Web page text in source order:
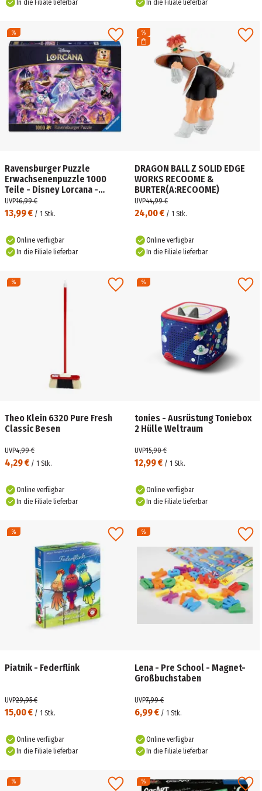
In die Filiale lieferbar In die Filiale lieferbar
Ravensburger Puzzle
Erwachsenenpuzzle 1000
Teile - Disney Lorcana -
Glimmers of the Realm:
Amethyst
13,99 € / 1 Stk.
UVP16,99 €
Online verfügbar
In die Filiale lieferbar
DRAGON BALL Z SOLID EDGE
WORKS RECOOME &
BURTER(A:RECOOME)
24,00 € / 1 Stk.
UVP44,99 €
Online verfügbar
In die Filiale lieferbar
Theo Klein 6320 Pure Fresh
Classic Besen
4,29 € / 1 Stk.
UVP4,99 €
Online verfügbar
In die Filiale lieferbar
tonies - Ausrüstung Toniebox
2 Hülle Weltraum
12,99 € / 1 Stk.
UVP15,90 €
Online verfügbar
In die Filiale lieferbar
Piatnik - Federflink
15,00 € / 1 Stk.
UVP29,95 €
Online verfügbar
In die Filiale lieferbar
Lena - Pre School - Magnet-
Großbuchstaben
6,99 € / 1 Stk.
UVP7,99 €
Online verfügbar
In die Filiale lieferbar